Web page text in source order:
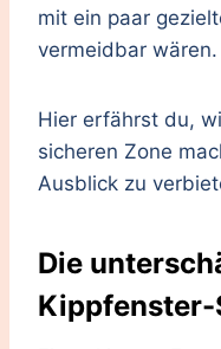
mit ein paar
vermeidbar wären.
Hier erfährst du,
sicheren Zone
Ausblick zu
Die
Kippfenster-